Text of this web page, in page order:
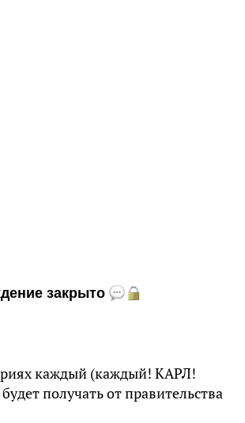
закрыто
каждый (каждый! КАРЛ!
получать от правительства